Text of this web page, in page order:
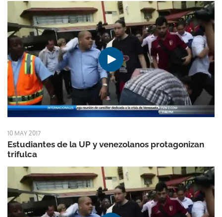
10 MAY 2017
Estudiantes de la UP y venezolanos protagonizan
trifulca